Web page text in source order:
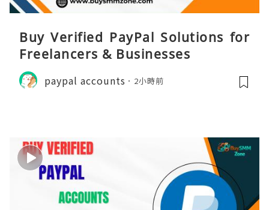
Buy Verified PayPal Solutions for
Freelancers & Businesses
paypal accounts 2小時前